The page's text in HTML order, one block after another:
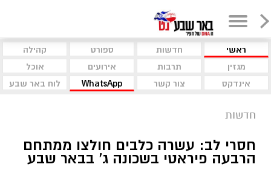
ראשי חדשות ספורט
קהילה
מגזין
תרבות אירועים
אוכל
אינדקס
צור קשר WhatsApp לוח באר שבע
חדשות
חסרי לב: עשרה כלבים חולצו ממתחם
הרבעה פיראטי בשכונה ג' בבאר שבע